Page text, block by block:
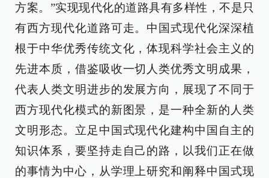
方案。”实现现代化的道路具有多样性，不是只
有西方现代化道路可走。中国式现代化深深植
根于中华优秀传统文化，体现科学社会主义的
先进本质，借鉴吸收一切人类优秀文明成果，
代表人类文明进步的发展方向，展现了不同于
西方现代化模式的新图景，是一种全新的人类
文明形态。立足中国式现代化建构中国自主的
知识体系，要坚持走自己的路，以我们正在做
的事情为中心，从学理上研究和阐释中国式现